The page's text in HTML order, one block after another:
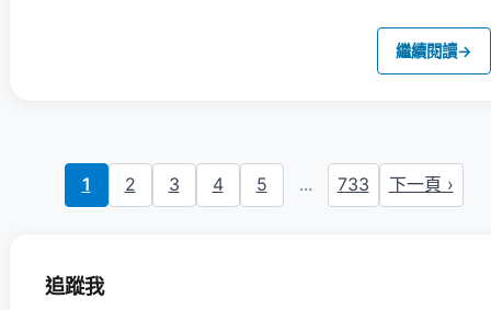
繼續閱讀→
1 2 3 4 5 ... 733 下一頁 ›
追蹤我